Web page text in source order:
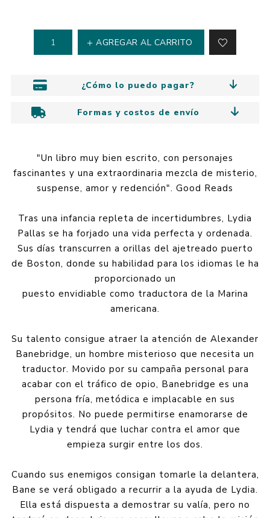
AGREGAR AL CARRITO
¿Cómo lo puedo pagar?
Formas y costos de envío
"Un libro muy bien escrito, con personajes
fascinantes y una extraordinaria mezcla de misterio,
suspense, amor y redención". Good Reads
Tras una infancia repleta de incertidumbres, Lydia
Pallas se ha forjado una vida perfecta y ordenada.
Sus días transcurren a orillas del ajetreado puerto
de Boston, donde su habilidad para los idiomas le ha
proporcionado un
puesto envidiable como traductora de la Marina
americana.
Su talento consigue atraer la atención de Alexander
Banebridge, un hombre misterioso que necesita un
traductor. Movido por su campaña personal para
acabar con el tráfico de opio, Banebridge es una
persona fría, metódica e implacable en sus
propósitos. No puede permitirse enamorarse de
Lydia y tendrá que luchar contra el amor que
empieza surgir entre los dos.
Cuando sus enemigos consigan tomarle la delantera,
Bane se verá obligado a recurrir a la ayuda de Lydia.
Ella está dispuesta a demostrar su valía, pero no